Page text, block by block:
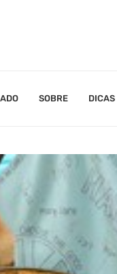
SOBRE DICAS